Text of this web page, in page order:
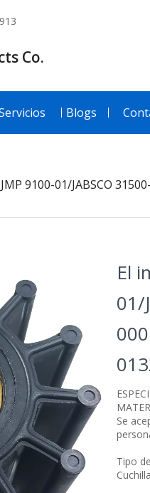
Co.
Blogs
9100-01/JABSCO
El
01/
Se
Tipo